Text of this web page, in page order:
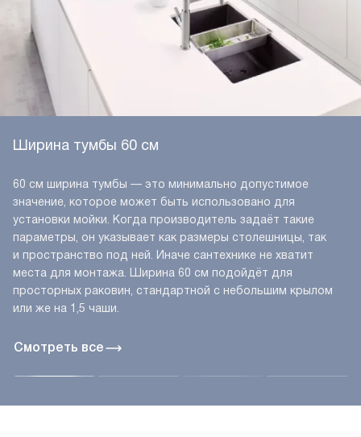
Смотреть все
Ширина тумбы 60 см
60 см ширина тумбы — это минимально допустимое
значение, которое может быть использовано для
установки мойки. Когда производитель задаёт такие
параметры, он указывает как размеры столешницы, так
и пространство под ней. Иначе сантехнике не хватит
места для монтажа. Ширина 60 см подойдёт для
просторных раковин, стандартной с небольшим крылом
или же на 1,5 чаши.